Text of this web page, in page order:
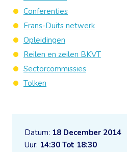
Datum: 18 December 2014
Uur: 14:30 Tot 18:30
Conferenties
Frans-Duits netwerk
Opleidingen
Reilen en zeilen BKVT
Sectorcommissies
Tolken